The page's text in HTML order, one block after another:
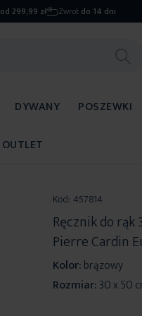
od 299,99 zł Zwrot do 14 dni
DYWANY
POSZEWKI
OUTLET
Kod: 457814
Ręcznik do
Pierre Cardin
Kolor:brązowy
Rozmiar:30 x 50